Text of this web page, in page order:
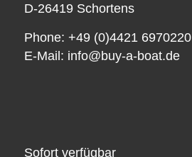
D-26419 Schortens
Phone: +49 (0)4421 6970220
E-Mail: info@buy-a-boat.de
Sofort verfügbar